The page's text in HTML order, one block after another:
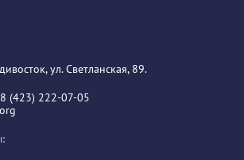
ул. Светланская, 89.
8 (423) 222-07-05